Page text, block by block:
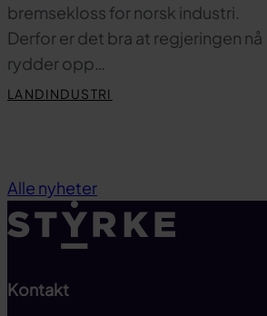
bremsekloss for norsk industri.
Derfor er det bra at regjeringen nå
rydder opp…
LANDINDUSTRI
Alle nyheter
Kontakt